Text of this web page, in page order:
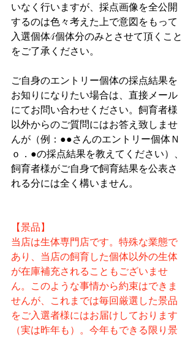
いなく行いますが、採点画像を全公開
するのは色々考えた上で意図をもって
入選個体4個体分のみとさせて頂くこと
をご了承ください。
ご自身のエントリー個体の採点結果を
お知りになりたい場合は、直接メール
にてお問い合わせください。飼育者様
以外からのご質問にはお答え致しませ
んが（例：●●さんのエントリー個体Ｎ
ｏ．●の採点結果を教えてください）、
飼育者様がご自身で飼育結果を公表さ
れる分には全く構いません。
【景品】
当店は生体専門店です。特殊な業態で
あり、当店の飼育した個体以外の生体
が在庫補充されることもございませ
ん。このような事情から約束はできま
せんが、これまでは毎回厳選した景品
をご入選者様にはお届けしております
（実は昨年も）。今年もできる限り景